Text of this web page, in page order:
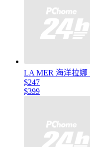
LA MER 海洋拉
$247
$399